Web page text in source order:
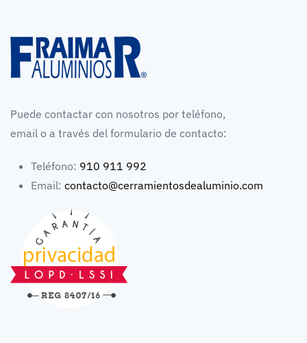
Puede contactar con nosotros por teléfono,
email o a través del formulario de contacto:
Teléfono: 910 911 992
Email: contacto@cerramientosdealuminio.com